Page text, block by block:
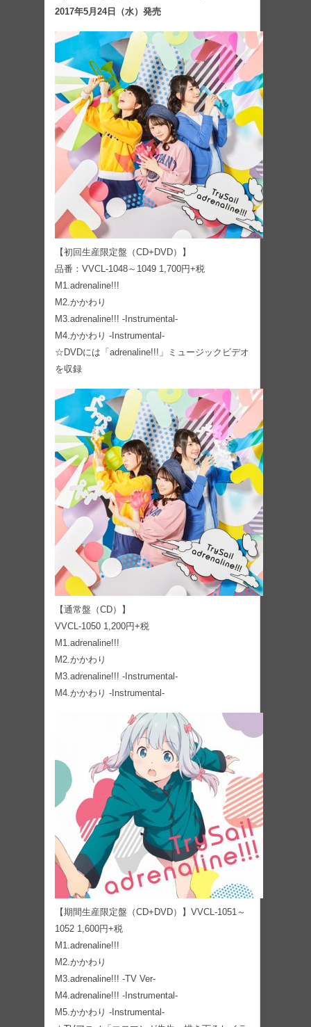
2017年5月24日（水）発売
【初回生産限定盤（CD+DVD）】
品番：VVCL-1048～1049 1,700円+税
M1.adrenaline!!!
M2.かかわり
M3.adrenaline!!! -Instrumental-
M4.かかわり -Instrumental-
☆DVDには「adrenaline!!!」ミュージックビデオ
を収録
【通常盤（CD）】
VVCL-1050 1,200円+税
M1.adrenaline!!!
M2.かかわり
M3.adrenaline!!! -Instrumental-
M4.かかわり -Instrumental-
【期間生産限定盤（CD+DVD）】VVCL-1051～
1052 1,600円+税
M1.adrenaline!!!
M2.かかわり
M3.adrenaline!!! -TV Ver-
M4.adrenaline!!! -Instrumental-
M5.かかわり -Instrumental-